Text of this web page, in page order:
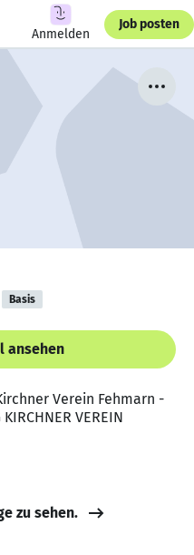
Anmelden
Job posten
Basis
ansehen
Verein Fehmarn -
VEREIN
zu sehen.